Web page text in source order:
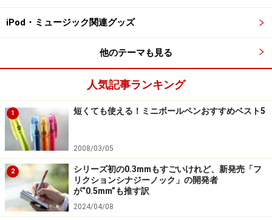
「覚えていられない僕のための忘れないノート」（坂口恭
平）1540円（税込）
いきなりノートの紹介で恐縮ですが、このノート、ほぼ
日のノートには珍しく、A5サイズの横開きなのです。中
の罫線も他のノートより少し大きな5mm方眼になってい
て、これは筆者が普段使っているノートと同じサイズ、
仕様なのです。それが坂口恭平さんの絵を表紙にして登
場したのですから、個人的に大喜びの製品。
中は5mm方眼、フラットに開くので書きやすい
実は、今回のアイテムの中でも横長のノートはこれだけ
iPod・ミュージック関連グッズ
他のテーマも見る
人気記事ランキング
1 短くても使える！ミニボールペンおすすめベスト5
2008/03/05
2
シリーズ初の0.3mmもすごいけれど、新発売「フ
リクションシナジーノック」の開発者
が“0.5mm”も推す訳
2024/04/08